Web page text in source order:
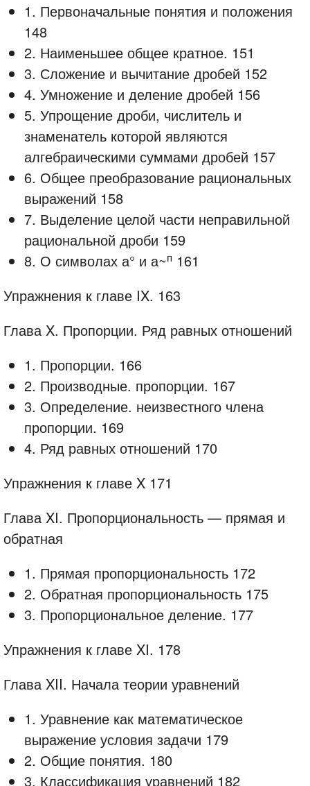
1. Первоначальные понятия и положения
148
2. Наименьшее общее кратное. 151
3. Сложение и вычитание дробей 152
4. Умножение и деление дробей 156
5. Упрощение дроби, числитель и
знаменатель которой являются
алгебраическими суммами дробей 157
6. Общее преобразование рациональных
выражений 158
7. Выделение целой части неправильной
рациональной дроби 159
8. О символах а° и а~п 161
Упражнения к главе IX. 163
Глава X. Пропорции. Ряд равных отношений
1. Пропорции. 166
2. Производные. пропорции. 167
3. Определение. неизвестного члена
пропорции. 169
4. Ряд равных отношений 170
Упражнения к главе X 171
Глава XI. Пропорциональность — прямая и
обратная
1. Прямая пропорциональность 172
2. Обратная пропорциональность 175
3. Пропорциональное деление. 177
Упражнения к главе XI. 178
Глава XII. Начала теории уравнений
1. Уравнение как математическое
выражение условия задачи 179
2. Общие понятия. 180
3. Классификация уравнений 182